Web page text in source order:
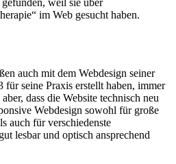
weil sie über
im Web gesucht haben.
auch mit dem Webdesign seiner
seine Praxis erstellt haben, immer
dass die Website technisch neu
Webdesign sowohl für große
auch für verschiedenste
lesbar und optisch ansprechend